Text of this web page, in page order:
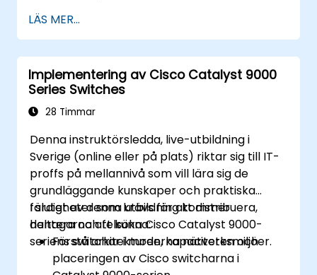
Access Control Lists (ACLs), VPNs och
andra säkerhetsprotokoll för att
förebygga obehörig åtkomst och hot.
Förbereda sig för CCNA Routing &
Switching Certification-provet.
LÄS MER...
Implementering av Cisco Catalyst 9000
Series Switches
28 Timmar
Denna instruktörsledda, live-utbildning i
Sverige (online eller på plats) riktar sig till IT-
proffs på mellannivå som vill lära sig de
grundläggande kunskaper och praktiska
färdigheter som krävs för att distribuera,
hantera och felsöka Cisco Catalyst 9000-
seriens switchar i moderna nätverksmiljöer.
I slutet av denna utbildning kommer
deltagarna att kunna:
Förstå arkitekturen, kapaciteten och
placeringen av Cisco switcharna i